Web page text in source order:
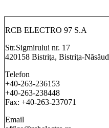
RCB ELECTRO 97 S.A
Str.Sigmirului nr. 17
420158 Bistriţa, Bistriţa-Năsăud
Telefon
+40-263-236153
+40-263-238448
Fax: +40-263-237071
Email